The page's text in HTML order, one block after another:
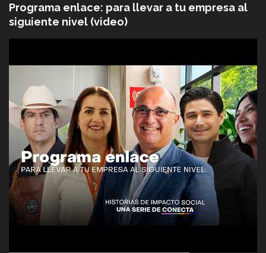
Programa enlace: para llevar a tu empresa al
siguiente nivel (video)